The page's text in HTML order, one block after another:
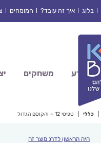
בלוג איך זה עובד? המומחים
מדע משחקים
כללי טפיטי 12 – והקוסם הגדול
היה הראשון לדרג מוצר זה